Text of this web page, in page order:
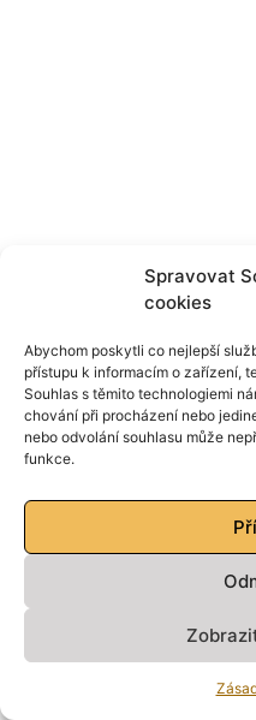
Spravovat
cookies
Abychom poskytli co nejlepší
přístupu k informacím o zařízení,
Souhlas s těmito technologiemi
chování při procházení nebo
nebo odvolání souhlasu může
funkce.